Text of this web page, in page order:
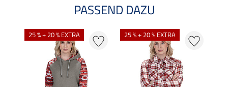
PASSEND DAZU
25 % + 20 % EXTRA 25 % + 20 % EXTRA